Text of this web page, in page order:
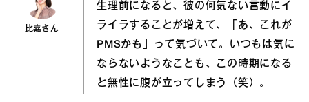
比嘉さん
生理前になると、彼の何気ない言動にイ
ライラすることが増えて、「あ、これが
PMSかも」って気づいて。いつもは気に
ならないようなことも、この時期になる
と無性に腹が立ってしまう（笑）。